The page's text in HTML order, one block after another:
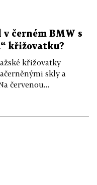
v černém BMW s
křižovatku?
křižovatky
skly a
červenou...